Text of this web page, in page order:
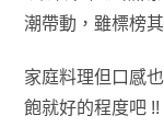
潮帶動，雖標榜其
家庭料理但口感
飽就好的程度吧 !!